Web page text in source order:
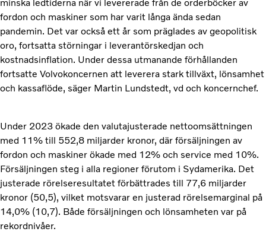
minska ledtiderna när vi levererade från de orderböcker av
fordon och maskiner som har varit långa ända sedan
pandemin. Det var också ett år som präglades av geopolitisk
oro, fortsatta störningar i leverantörskedjan och
kostnadsinflation. Under dessa utmanande förhållanden
fortsatte Volvokoncernen att leverera stark tillväxt, lönsamhet
och kassaflöde, säger Martin Lundstedt, vd och koncernchef.
Under 2023 ökade den valutajusterade nettoomsättningen
med 11% till 552,8 miljarder kronor, där försäljningen av
fordon och maskiner ökade med 12% och service med 10%.
Försäljningen steg i alla regioner förutom i Sydamerika. Det
justerade rörelseresultatet förbättrades till 77,6 miljarder
kronor (50,5), vilket motsvarar en justerad rörelsemarginal på
14,0% (10,7). Både försäljningen och lönsamheten var på
rekordnivåer.